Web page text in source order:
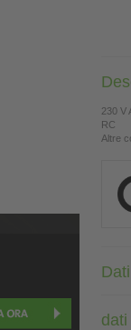
230 V
RC
Altre